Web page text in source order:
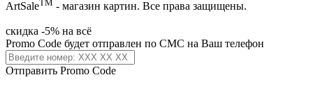
ArtSaleТМ - магазин картин. Все права защищены.
скидка -5% на всё
Promo Code будет отправлен по СМС на Ваш телефон
Отправить Promo Code